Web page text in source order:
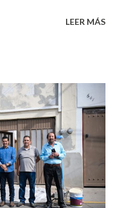
El problema es
saber. Pero incluso
no son expertos
algo nuevo que
conocer. Si eres una
sexuales, tal vez
no puedas esperar para
persona con
LEER MÁS